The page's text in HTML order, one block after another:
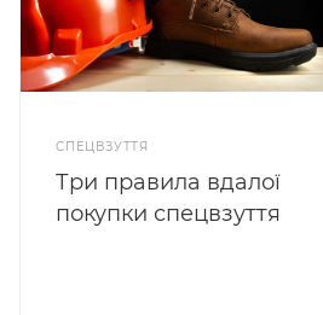
СПЕЦВЗУТТЯ
Три правила вдалої
покупки спецвзуття